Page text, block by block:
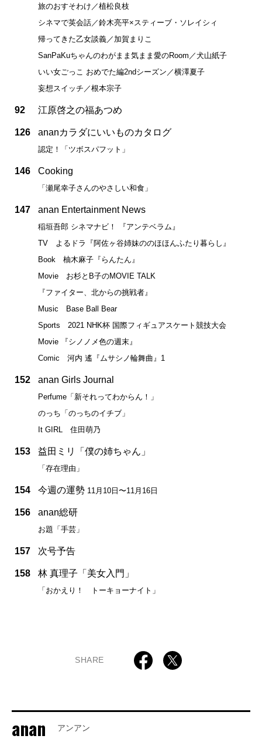
旅のおすそわけ／植松良枝
シネマで英会話／鈴木亮平×スティーブ・ソレイシィ
帰ってきた乙女談義／加賀まりこ
SanPaKuちゃんのわがまま気まま愛のRoom／犬山紙子
いい女ごっこ おめでた編2ndシーズン／横澤夏子
妄想スイッチ／根本宗子
92 江原啓之の福あつめ
126 ananカラダにいいものカタログ
認定！「ツボスパフット」
146 Cooking
「瀬尾幸子さんのやさしい和食」
147 anan Entertainment News
稲垣吾郎 シネマナビ！ 『アンテベラム』
TV よるドラ『阿佐ヶ谷姉妹ののほほんふたり暮らし』
Book 柚木麻子『らんたん』
Movie お杉とB子のMOVIE TALK
『ファイター、北からの挑戦者』
Music Base Ball Bear
Sports 2021 NHK杯 国際フィギュアスケート競技大会
Movie 『シノノメ色の週末』
Comic 河内 遙『ムサシノ輪舞曲』1
152 anan Girls Journal
Perfume「新それってわからん！」
のっち「のっちのイチブ」
It GIRL 住田萌乃
153 益田ミリ「僕の姉ちゃん」
「存在理由」
154 今週の運勢 11月10日〜11月16日
156 anan総研
お題「手芸」
157 次号予告
158 林 真理子「美女入門」
「おかえり！ トーキョーナイト」
SHARE
anan アンアン